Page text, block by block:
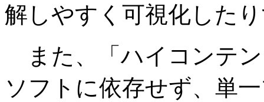
解しやすく可視化した
また、「ハイコンテ
ソフトに依存せず、単